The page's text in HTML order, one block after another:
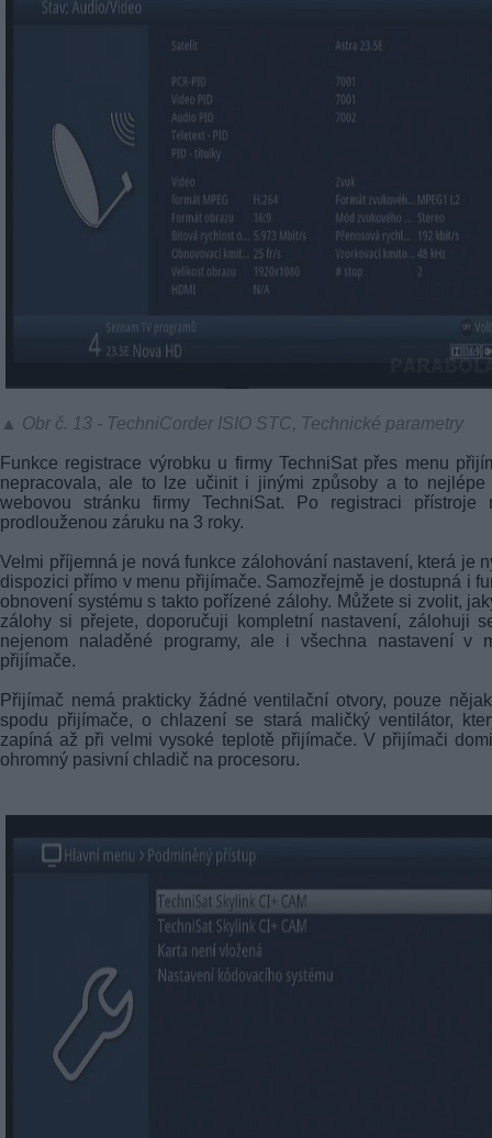
▲ Obr č. 13 - TechniCorder ISIO STC, Technické parametry
Funkce registrace výrobku u firmy TechniSat přes menu
nepracovala, ale to lze učinit i jinými způsoby a to nejlépe
webovou stránku firmy TechniSat. Po registraci přístroje
prodlouženou záruku na 3 roky.
Velmi příjemná je nová funkce zálohování nastavení, která je
dispozici přímo v menu přijímače. Samozřejmě je dostupná i
obnovení systému s takto pořízené zálohy. Můžete si zvolit,
zálohy si přejete, doporučuji kompletní nastavení, zálohuji
nejenom naladěné programy, ale i všechna nastavení v
přijímače.
Přijímač nemá prakticky žádné ventilační otvory, pouze
spodu přijímače, o chlazení se stará maličký ventilátor,
zapíná až při velmi vysoké teplotě přijímače. V přijímači
ohromný pasivní chladič na procesoru.